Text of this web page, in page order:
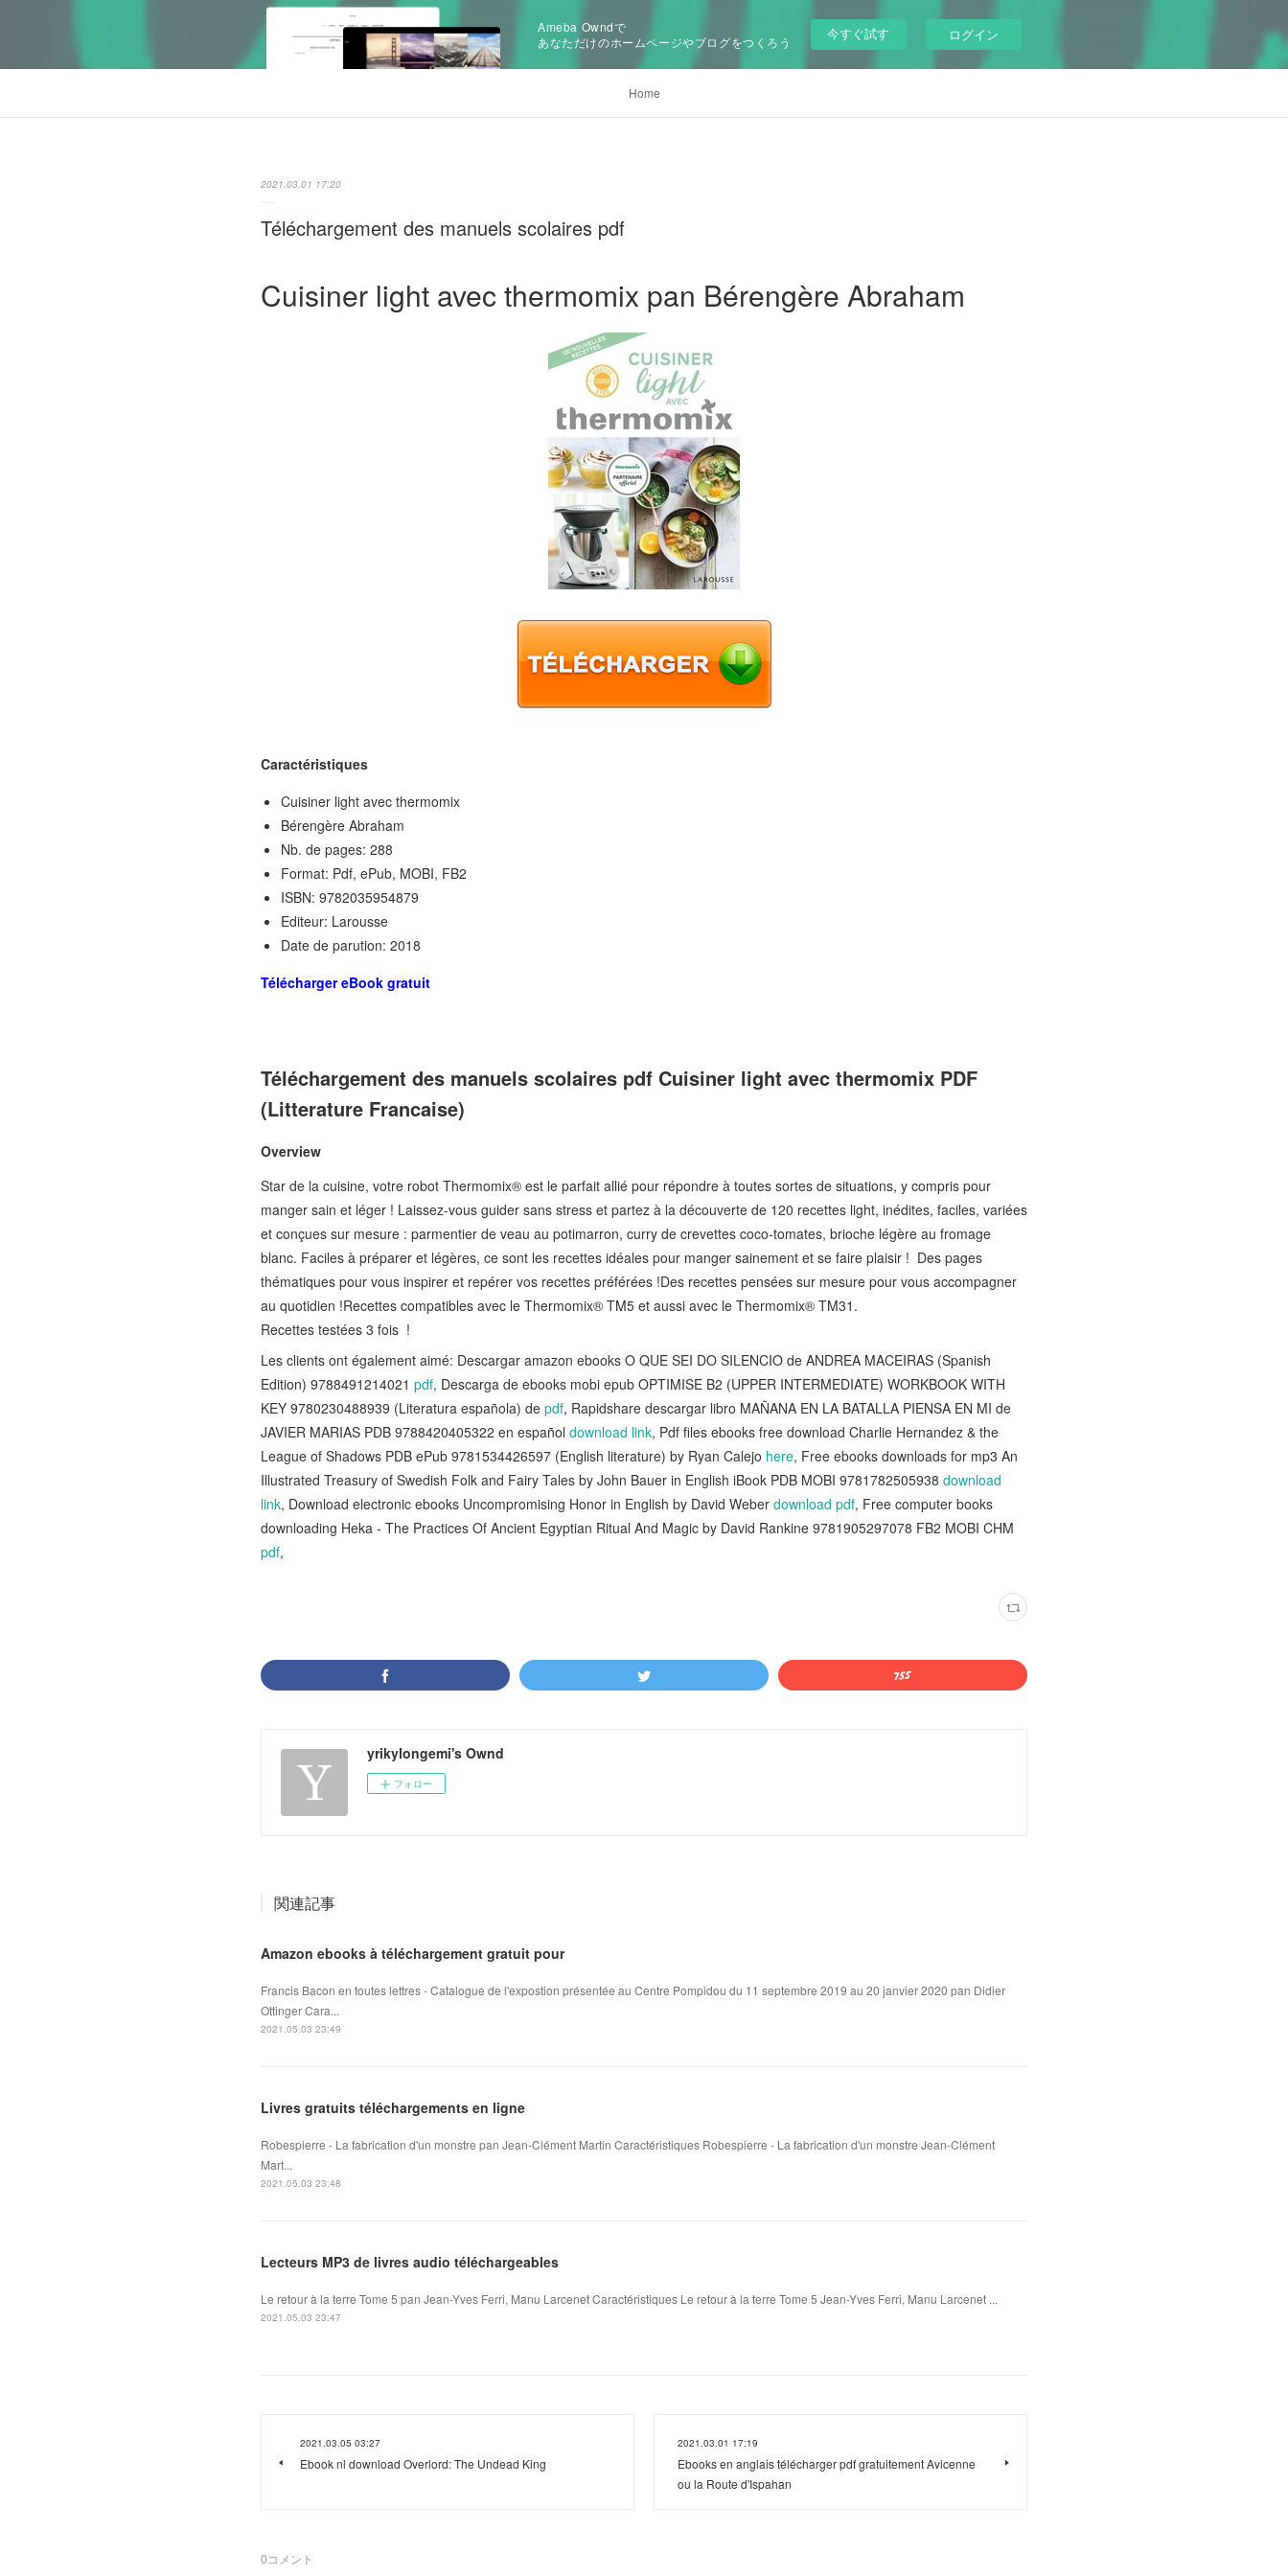
Ameba Owndで
あなただけのホームページやブログをつくろう
今すぐ試す ログイン
Home
2021.03.01 17:20
Téléchargement des manuels scolaires pdf
Cuisiner light avec thermomix pan Bérengère Abraham
Caractéristiques
Cuisiner light avec thermomix
Bérengère Abraham
Nb. de pages: 288
Format: Pdf, ePub, MOBI, FB2
ISBN: 9782035954879
Editeur: Larousse
Date de parution: 2018
Télécharger eBook gratuit
Téléchargement des manuels scolaires pdf Cuisiner light avec thermomix PDF
(Litterature Francaise)
Overview
Star de la cuisine, votre robot Thermomix® est le parfait allié pour répondre à toutes sortes de situations, y compris pour
manger sain et léger ! Laissez-vous guider sans stress et partez à la décou­verte de 120 recettes light, inédites, faciles, variées
et conçues sur mesure : parmentier de veau au potimar­ron, curry de crevettes coco-tomates, brioche légère au fromage
blanc. Faciles à préparer et légères, ce sont les recettes idéales pour manger sainement et se faire plaisir ! Des pages
thématiques pour vous inspirer et repérer vos recettes préférées !Des recettes pensées sur mesure pour vous accompagner
au quotidien !Recettes compatibles avec le Thermomix® TM5 et aussi avec le Thermomix® TM31.
Recettes testées 3 fois !
Les clients ont également aimé: Descargar amazon ebooks O QUE SEI DO SILENCIO de ANDREA MACEIRAS (Spanish
Edition) 9788491214021 pdf, Descarga de ebooks mobi epub OPTIMISE B2 (UPPER INTERMEDIATE) WORKBOOK WITH
KEY 9780230488939 (Literatura española) de pdf, Rapidshare descargar libro MAÑANA EN LA BATALLA PIENSA EN MI de
JAVIER MARIAS PDB 9788420405322 en español download link, Pdf files ebooks free download Charlie Hernandez & the
League of Shadows PDB ePub 9781534426597 (English literature) by Ryan Calejo here, Free ebooks downloads for mp3 An
Illustrated Treasury of Swedish Folk and Fairy Tales by John Bauer in English iBook PDB MOBI 9781782505938 download
link, Download electronic ebooks Uncompromising Honor in English by David Weber download pdf, Free computer books
downloading Heka - The Practices Of Ancient Egyptian Ritual And Magic by David Rankine 9781905297078 FB2 MOBI CHM
pdf,
yrikylongemi's Ownd
フォロー
関連記事
Amazon ebooks à téléchargement gratuit pour
Francis Bacon en toutes lettres - Catalogue de l'expostion présentée au Centre Pompidou du 11 septembre 2019 au 20 janvier 2020 pan Didier
Ottinger Cara...
2021.05.03 23:49
Livres gratuits téléchargements en ligne
Robespierre - La fabrication d'un monstre pan Jean-Clément Martin Caractéristiques Robespierre - La fabrication d'un monstre Jean-Clément
Mart...
2021.05.03 23:48
Lecteurs MP3 de livres audio téléchargeables
Le retour à la terre Tome 5 pan Jean-Yves Ferri, Manu Larcenet Caractéristiques Le retour à la terre Tome 5 Jean-Yves Ferri, Manu Larcenet ...
2021.05.03 23:47
2021.03.05 03:27
Ebook nl download Overlord: The Undead King
2021.03.01 17:19
Ebooks en anglais télécharger pdf gratuitement Avicenne
ou la Route d'Ispahan
0コメント